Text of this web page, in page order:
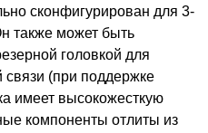
сконфигурирован для 3-
также может быть
головкой для
связи (при поддержке
имеет высокожесткую
компоненты отлиты из